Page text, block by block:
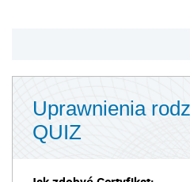
Uprawnienia
QUIZ